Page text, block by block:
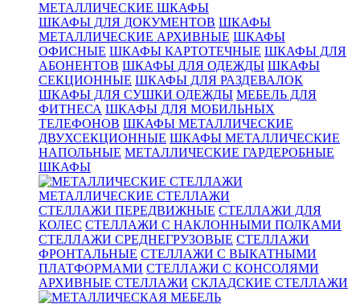
МЕТАЛЛИЧЕСКИЕ ШКАФЫ
ШКАФЫ ДЛЯ ДОКУМЕНТОВ ШКАФЫ
МЕТАЛЛИЧЕСКИЕ АРХИВНЫЕ ШКАФЫ
ОФИСНЫЕ ШКАФЫ КАРТОТЕЧНЫЕ ШКАФЫ ДЛЯ
АБОНЕНТОВ ШКАФЫ ДЛЯ ОДЕЖДЫ ШКАФЫ
СЕКЦИОННЫЕ ШКАФЫ ДЛЯ РАЗДЕВАЛОК
ШКАФЫ ДЛЯ СУШКИ ОДЕЖДЫ МЕБЕЛЬ ДЛЯ
ФИТНЕСА ШКАФЫ ДЛЯ МОБИЛЬНЫХ
ТЕЛЕФОНОВ ШКАФЫ МЕТАЛЛИЧЕСКИЕ
ДВУХСЕКЦИОННЫЕ ШКАФЫ МЕТАЛЛИЧЕСКИЕ
НАПОЛЬНЫЕ МЕТАЛЛИЧЕСКИЕ ГАРДЕРОБНЫЕ
ШКАФЫ
МЕТАЛЛИЧЕСКИЕ СТЕЛЛАЖИ
СТЕЛЛАЖИ ПЕРЕДВИЖНЫЕ СТЕЛЛАЖИ ДЛЯ
КОЛЕС СТЕЛЛАЖИ С НАКЛОННЫМИ ПОЛКАМИ
СТЕЛЛАЖИ СРЕДНЕГРУЗОВЫЕ СТЕЛЛАЖИ
ФРОНТАЛЬНЫЕ СТЕЛЛАЖИ С ВЫКАТНЫМИ
ПЛАТФОРМАМИ СТЕЛЛАЖИ С КОНСОЛЯМИ
АРХИВНЫЕ СТЕЛЛАЖИ СКЛАДСКИЕ СТЕЛЛАЖИ